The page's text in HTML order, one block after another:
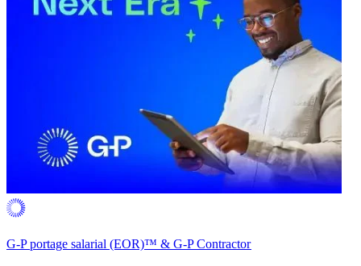
G-P portage salarial (EOR)™ & G-P Contractor​​